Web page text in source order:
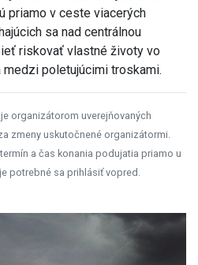
priamo v ceste viacerých
sa nad centrálnou
riskovať vlastné životy vo
medzi poletujúcimi troskami.
organizátorom uverejňovaných
zmeny uskutočnené organizátormi.
a čas konania podujatia priamo u
potrebné sa prihlásiť vopred.